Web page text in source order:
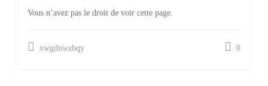
Vous n’avez pas le droit de voir cette page.
xwgdnwzbqy 0